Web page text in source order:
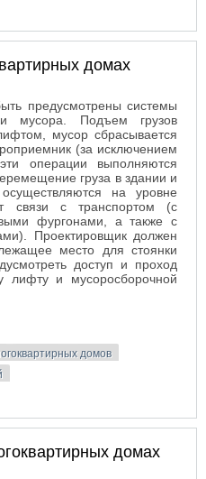
домах
предусмотрены системы
мусора. Подъем грузов
мусор сбрасывается
(за исключением
операции выполняются
груза в здании и
на уровне
связи с транспортом (с
фургонами, а также с
Проектировщик должен
место для стоянки
доступ и проход
лифту и мусоросборочной
домов
домах